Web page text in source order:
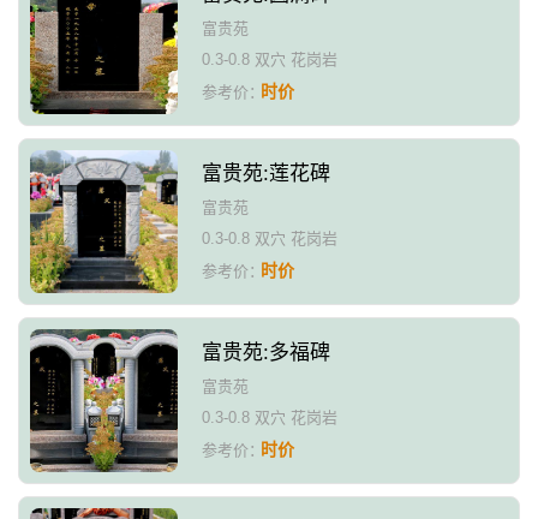
富贵苑
0.3-0.8 双穴 花岗岩
参考价：时价
富贵苑:莲花碑
富贵苑
0.3-0.8 双穴 花岗岩
参考价：时价
富贵苑:多福碑
富贵苑
0.3-0.8 双穴 花岗岩
参考价：时价